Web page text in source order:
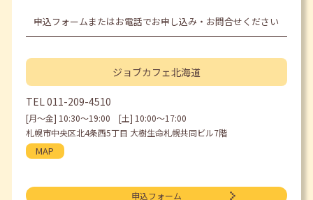
申込フォームまたはお電話でお申し込み・お問合せください
ジョブカフェ北海道
TEL011-209-4510
[月〜金] 10:30〜19:00 [土] 10:00〜17:00
札幌市中央区北4条西5丁目 大樹生命札幌共同ビル7階
MAP
申込フォーム